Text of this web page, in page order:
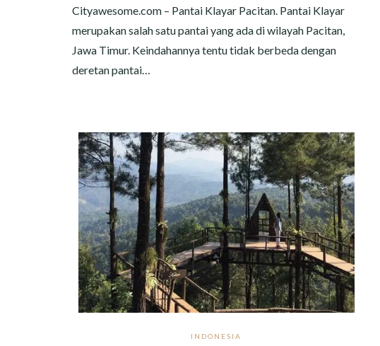
Cityawesome.com – Pantai Klayar Pacitan. Pantai Klayar
merupakan salah satu pantai yang ada di wilayah Pacitan,
Jawa Timur. Keindahannya tentu tidak berbeda dengan
deretan pantai…
INDONESIA